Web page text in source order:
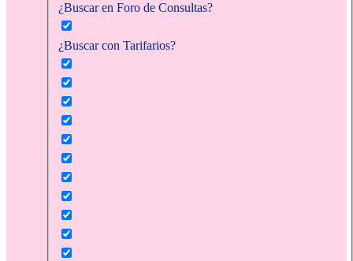
¿Buscar en Foro de Consultas?
¿Buscar con Tarifarios?